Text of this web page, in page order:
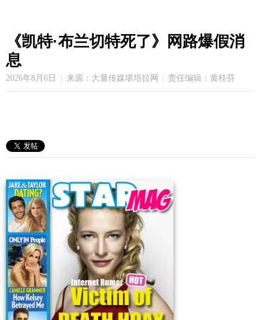
《凯特·布兰切特死了》网路爆假消
息
2026年8月6日 来源：大量传媒堪培拉网 责任编辑：黄桂芬